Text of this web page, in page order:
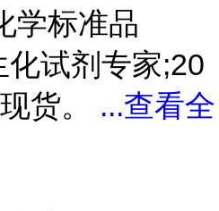
学标准品
化试剂专家;20
货。 ...查看全